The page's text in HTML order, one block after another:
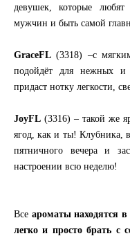
девушек, которые
мужчин и быть самой
GraceFL (3318) –с
подойдёт для нежных и
придаст нотку легкости,
JoyFL (3316) – такой же
ягод, как и ты! Клубника,
пятничного вечера и
настроении всю неделю!
Все ароматы находятся
легко и просто брать с